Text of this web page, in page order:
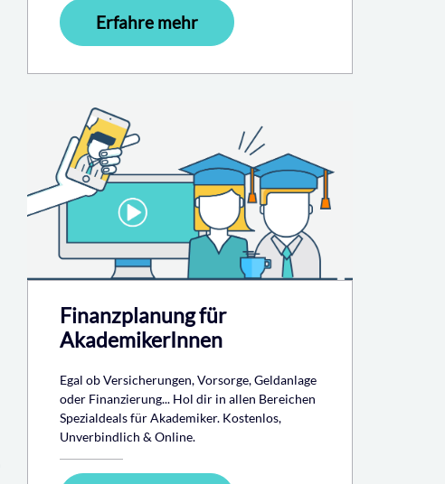
Erfahre mehr
Finanzplanung für
AkademikerInnen
Egal ob Versicherungen, Vorsorge, Geldanlage
oder Finanzierung... Hol dir in allen Bereichen
Spezialdeals für Akademiker. Kostenlos,
Unverbindlich & Online.